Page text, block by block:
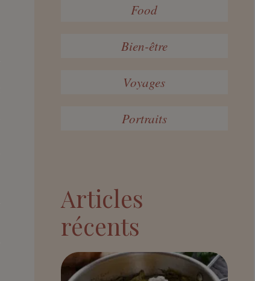
Food
Bien-être
Voyages
Portraits
Articles
récents